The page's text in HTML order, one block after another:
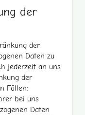
der
der
Daten zu
jederzeit an uns
der
Fällen:
bei uns
Daten